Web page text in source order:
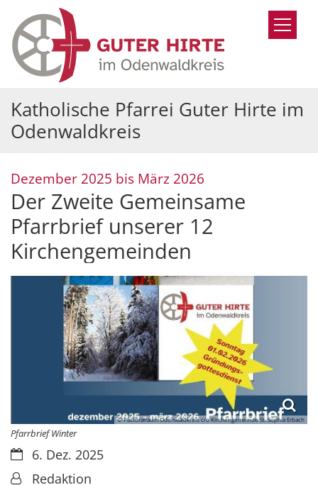
Zum Inhalt springen
Katholische Pfarrei Guter Hirte im
Odenwaldkreis
Dezember 2025 bis März 2026
Der Zweite Gemeinsame
Pfarrbrief unserer 12
Kirchengemeinden
© Pastoralraum Odenwaldkreis c/o Kirchengemeinde St. Sophia Erbach
Pfarrbrief Winter
Datum:6. Dez. 2025
Von:Redaktion